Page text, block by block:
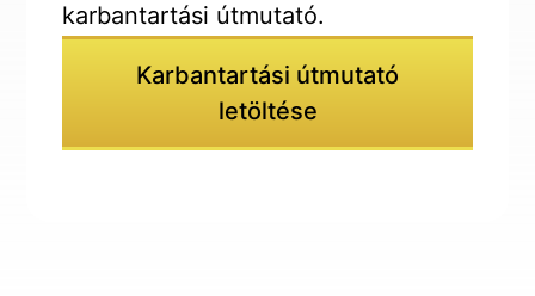
karbantartási útmutató.
Karbantartási útmutató
letöltése